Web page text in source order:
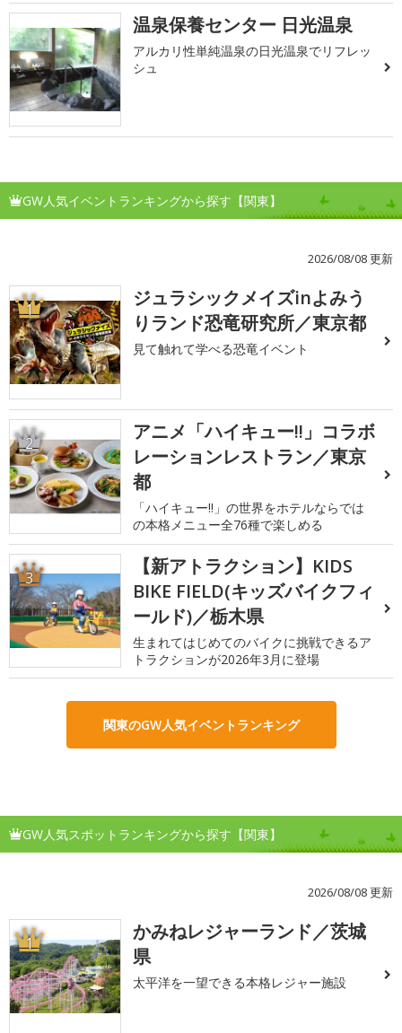
温泉保養センター 日光温泉
アルカリ性単純温泉の日光温泉でリフレッ
シュ
GW人気イベントランキングから探す【関東】
2026/08/08 更新
1
ジュラシックメイズinよみう
りランド恐竜研究所／東京都
見て触れて学べる恐竜イベント
2
アニメ「ハイキュー!!」コラボ
レーションレストラン／東京
都
「ハイキュー!!」の世界をホテルならでは
の本格メニュー全76種で楽しめる
3
【新アトラクション】KIDS
BIKE FIELD(キッズバイクフィ
ールド)／栃木県
生まれてはじめてのバイクに挑戦できるア
トラクションが2026年3月に登場
関東のGW人気イベントランキング
GW人気スポットランキングから探す【関東】
2026/08/08 更新
1
かみねレジャーランド／茨城
県
太平洋を一望できる本格レジャー施設